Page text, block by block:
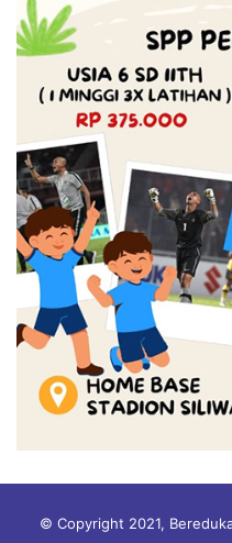
© Copyright 2021,